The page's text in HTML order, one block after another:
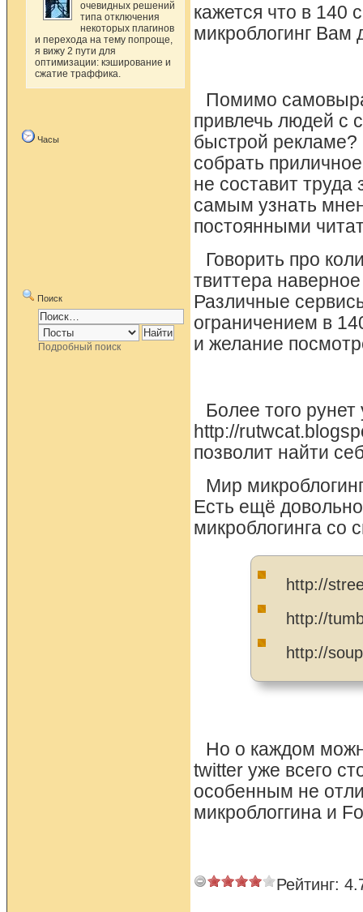
очевидных решений
типа отключения
некоторых плагинов
и перехода на тему попроще,
я вижу 2 пути для
оптимизации: кэширование и
сжатие траффика.
Часы
Поиск
Подробный поиск
кажется что в 140
микроблогинг Вам
Помимо
привлечь людей с
быстрой
собрать
не составит
самым узнать
постоянными
Говорить про
твиттера
Различные
ограничением в
и желание
Более того
http://
позволит найти
Мир
Есть ещё
микроблогинга со
http://
http://
http://
Но о каждом
twitter уже всего
особенным не
микроблоггина и
Рейтинг: